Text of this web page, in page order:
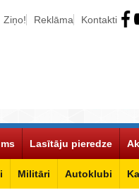
Ziņo! Reklāma Kontakti
Militāri Autoklubi
Lasītāju pieredze